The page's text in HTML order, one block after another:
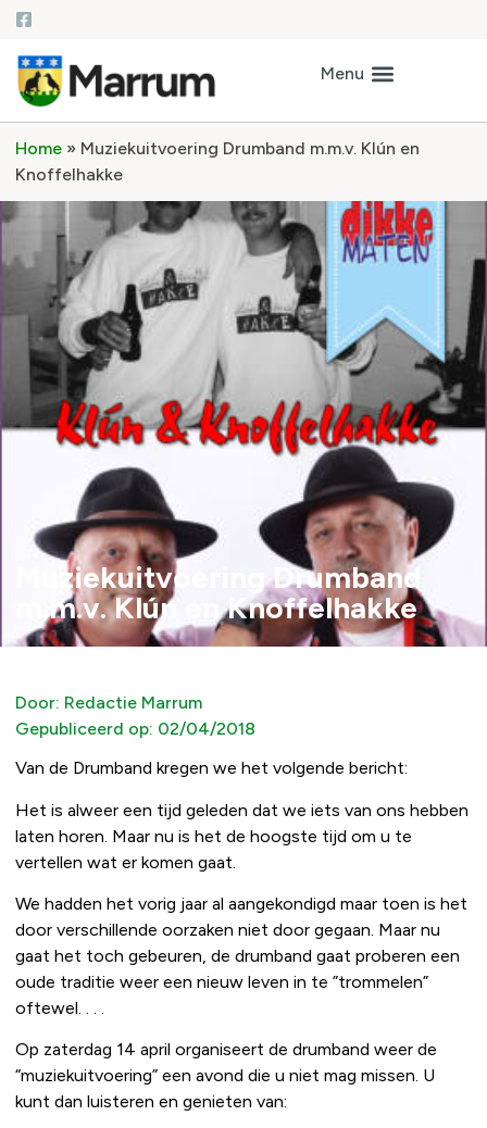
Home » Muziekuitvoering Drumband m.m.v. Klún en
Knoffelhakke
Muziekuitvoering Drumband
m.m.v. Klún en Knoffelhakke
Door: Redactie Marrum
Gepubliceerd op: 02/04/2018
Van de Drumband kregen we het volgende bericht:
Het is alweer een tijd geleden dat we iets van ons hebben
laten horen. Maar nu is het de hoogste tijd om u te
vertellen wat er komen gaat.
We hadden het vorig jaar al aangekondigd maar toen is het
door verschillende oorzaken niet door gegaan. Maar nu
gaat het toch gebeuren, de drumband gaat proberen een
oude traditie weer een nieuw leven in te ”trommelen”
oftewel. . . .
Op zaterdag 14 april organiseert de drumband weer de
“muziekuitvoering” een avond die u niet mag missen. U
kunt dan luisteren en genieten van: